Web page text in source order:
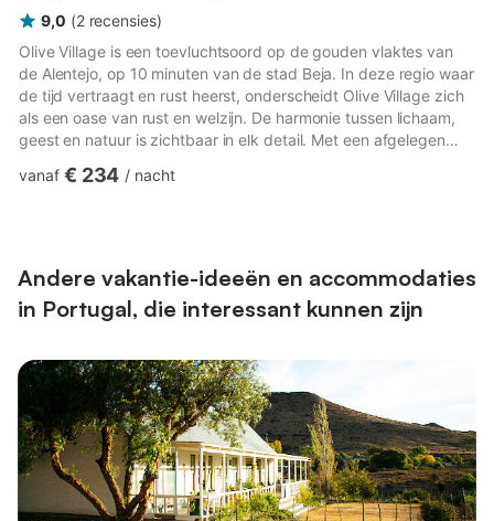
9,0 (2 recensies)
Olive Village is een toevluchtsoord op de gouden vlaktes van
de Alentejo, op 10 minuten van de stad Beja. In deze regio waar
de tijd vertraagt en rust heerst, onderscheidt Olive Village zich
als een oase van rust en welzijn. De harmonie tussen lichaam,
geest en natuur is zichtbaar in elk detail. Met een afgelegen
ontworpen om een verjongende en verrijkende ervaring te
vanaf € 234 / nacht
Andere vakantie-ideeën en accommodaties
in Portugal, die interessant kunnen zijn